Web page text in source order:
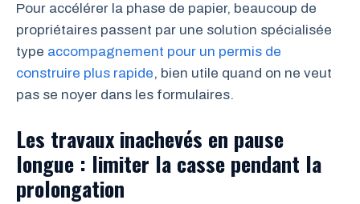
Pour accélérer la phase de papier, beaucoup de
propriétaires passent par une solution spécialisée
type accompagnement pour un permis de
construire plus rapide, bien utile quand on ne veut
pas se noyer dans les formulaires.
Les travaux inachevés en pause
longue : limiter la casse pendant la
prolongation